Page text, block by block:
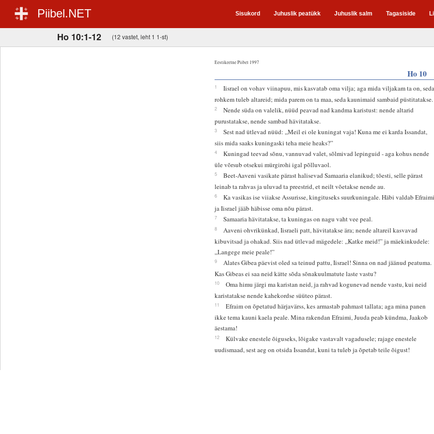
Piibel.NET Sisukord Juhuslik peatükk Juhuslik salm Tagasiside
Ho 10:1-12 (12 vastet, leht 1 1-st)
Eestikeelne Piibel 1997
Ho 10
1
Iisrael on vohav viinapuu, mis kasvatab oma vilja; aga mida viljakam ta on, seda
rohkem tuleb altareid; mida parem on ta maa, seda kaunimaid sambaid püstitatakse.
2
Nende süda on valelik, nüüd peavad nad kandma karistust: nende altarid
purustatakse, nende sambad hävitatakse.
3
Sest nad ütlevad nüüd: „Meil ei ole kuningat vaja! Kuna me ei karda Issandat,
siis mida saaks kuningaski teha meie heaks?”
4
Kuningad teevad sõnu, vannuvad valet, sõlmivad lepinguid - aga kohus nende
üle võrsub otsekui mürgirohi igal põlluvaol.
5
Beet-Aaveni vasikate pärast halisevad Samaaria elanikud; tõesti, selle pärast
leinab ta rahvas ja uluvad ta preestrid, et neilt võetakse nende au.
6
Ka vasikas ise viiakse Assurisse, kingituseks suurkuningale. Häbi valdab Efraimi
ja Iisrael jääb häbisse oma nõu pärast.
7 Samaaria hävitatakse, ta kuningas on nagu vaht vee peal.
8
Aaveni ohvrikünkad, Iisraeli patt, hävitatakse ära; nende altareil kasvavad
kibuvitsad ja ohakad. Siis nad ütlevad mägedele: „Katke meid!” ja mäekinkudele:
„Langege meie peale!”
9
Alates Gibea päevist oled sa teinud pattu, Iisrael! Sinna on nad jäänud peatuma.
Kas Gibeas ei saa neid kätte sõda sõnakuulmatute laste vastu?
10
Oma himu järgi ma karistan neid, ja rahvad kogunevad nende vastu, kui neid
karistatakse nende kahekordse süüteo pärast.
11
Efraim on õpetatud härjavärss, kes armastab pahmast tallata; aga mina panen
ikke tema kauni kaela peale. Mina rakendan Efraimi, Juuda peab kündma, Jaakob
äestama!
12
Külvake enestele õiguseks, lõigake vastavalt vagadusele; rajage enestele
uudismaad, sest aeg on otsida Issandat, kuni ta tuleb ja õpetab teile õigust!